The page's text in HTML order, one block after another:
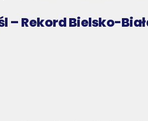
– Rekord Bielsko-